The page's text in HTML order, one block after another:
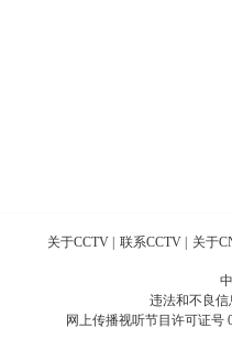
关于CCTV 联系CCTV 关于
违法和不良信
网上传播视听节目许可证号